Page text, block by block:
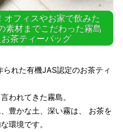
オフィスやお家で飲みた
素材までこだわった霧島
茶ティーバッグ
れた有機JAS認定のお茶ティ
われてきた霧島。
豊かな土、深い霧は、 お茶を
環境です。